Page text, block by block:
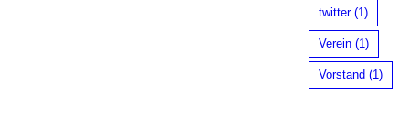
twitter(1)
Verein(1)
Vorstand (1)